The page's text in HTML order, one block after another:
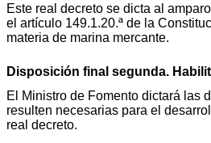
Este real decreto se dicta al
el artículo 149.1.20.ª de la
materia de marina mercante.
Disposición final segunda.
El Ministro de Fomento dictará las
resulten necesarias para el
real decreto.